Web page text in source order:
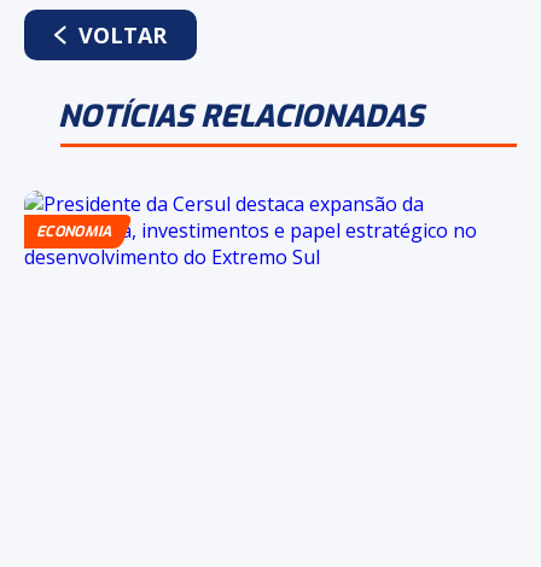
WHATSAPPFACEBOOK
VOLTAR
NOTÍCIAS RELACIONADAS
ECONOMIA